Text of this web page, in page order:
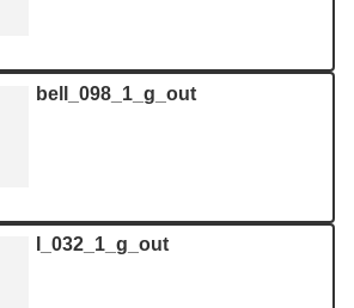
bell_098_1_g_out
I_032_1_g_out